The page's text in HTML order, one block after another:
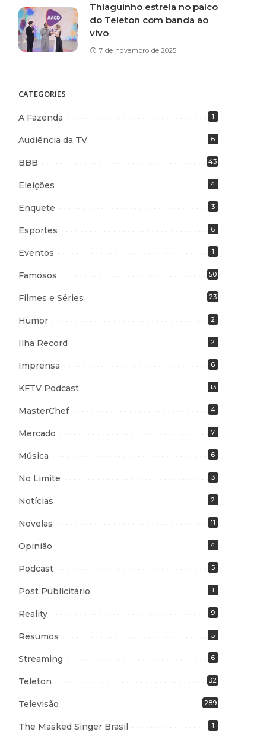
Thiaguinho estreia no palco
do Teleton com banda ao
vivo
7 de novembro de 2025
CATEGORIES
A Fazenda 1
Audiência da TV 6
BBB 43
Eleições 4
Enquete 3
Esportes 6
Eventos 1
Famosos 50
Filmes e Séries 23
Humor 2
Ilha Record 2
Imprensa 6
KFTV Podcast 13
MasterChef 4
Mercado 7
Música 6
No Limite 3
Notícias 2
Novelas 11
Opinião 4
Podcast 5
Post Publicitário 1
Reality 9
Resumos 5
Streaming 6
Teleton 32
Televisão 289
The Masked Singer Brasil 1